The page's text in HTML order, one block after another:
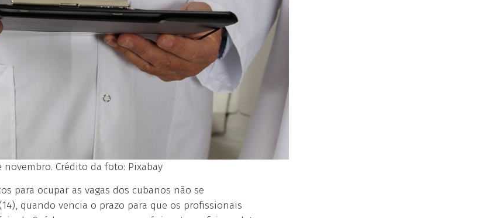
Crédito da foto: Pixabay
para ocupar as vagas dos cubanos não se
quando vencia o prazo para que os profissionais